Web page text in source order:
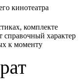
кинотеатра
комплекте
справочный характер
к моменту